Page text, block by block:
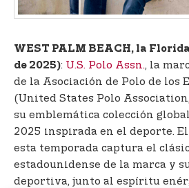
WEST PALM BEACH, la
de 2025): U.S. Polo Assn., la
de la Asociación de Polo de los
(United States Polo
su emblemática colección
2025 inspirada en el deporte.
esta temporada captura el
estadounidense de la marca y
deportiva, junto al espíritu